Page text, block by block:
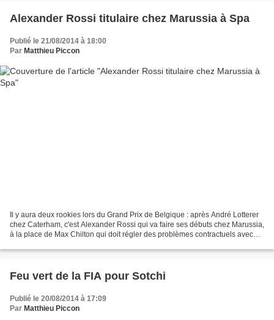
Alexander Rossi titulaire chez Marussia à Spa
Publié le 21/08/2014 à 18:00
Par Matthieu Piccon
Il y aura deux rookies lors du Grand Prix de Belgique : après André Lotterer
chez Caterham, c'est Alexander Rossi qui va faire ses débuts chez Marussia,
à la place de Max Chilton qui doit régler des problèmes contractuels avec
Feu vert de la FIA pour Sotchi
Publié le 20/08/2014 à 17:09
Par Matthieu Piccon